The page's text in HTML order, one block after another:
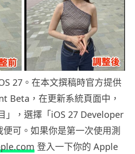
27。在本文撰稿時官方提供
Beta，在更新系統頁面中，
」，選擇「iOS 27 Developer
可。如果你是第一次使用測
登入一下你的 Apple